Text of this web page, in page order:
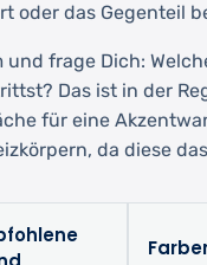
oder das Gegenteil
frage Dich:
Das ist in der
für eine
da diese